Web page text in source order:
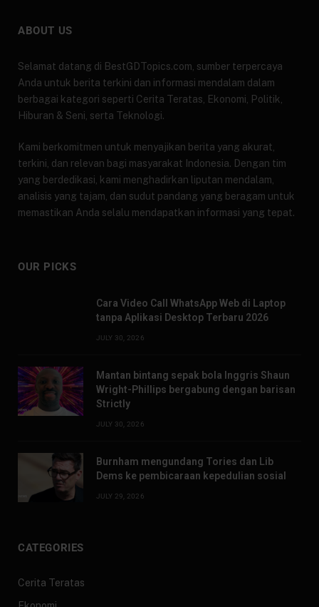
ABOUT US
Selamat datang di BestGDTopics.com, sumber terpercaya
Anda untuk berita terkini dan informasi mendalam dalam
berbagai kategori seperti Cerita Teratas, Ekonomi, Politik,
Hiburan & Seni, serta Teknologi.
Kami berkomitmen untuk menyajikan berita yang akurat,
terkini, dan relevan bagi masyarakat Indonesia. Dengan tim
yang berdedikasi, kami menghadirkan liputan mendalam,
analisis yang tajam, dan sudut pandang yang beragam untuk
memastikan Anda selalu mendapatkan informasi yang tepat.
OUR PICKS
Cara Video Call WhatsApp Web di Laptop
tanpa Aplikasi Desktop Terbaru 2026
JULY 30, 2026
Mantan bintang sepak bola Inggris Shaun
Wright-Phillips bergabung dengan barisan
Strictly
JULY 30, 2026
Burnham mengundang Tories dan Lib
Dems ke pembicaraan kepedulian sosial
JULY 29, 2026
CATEGORIES
Cerita Teratas